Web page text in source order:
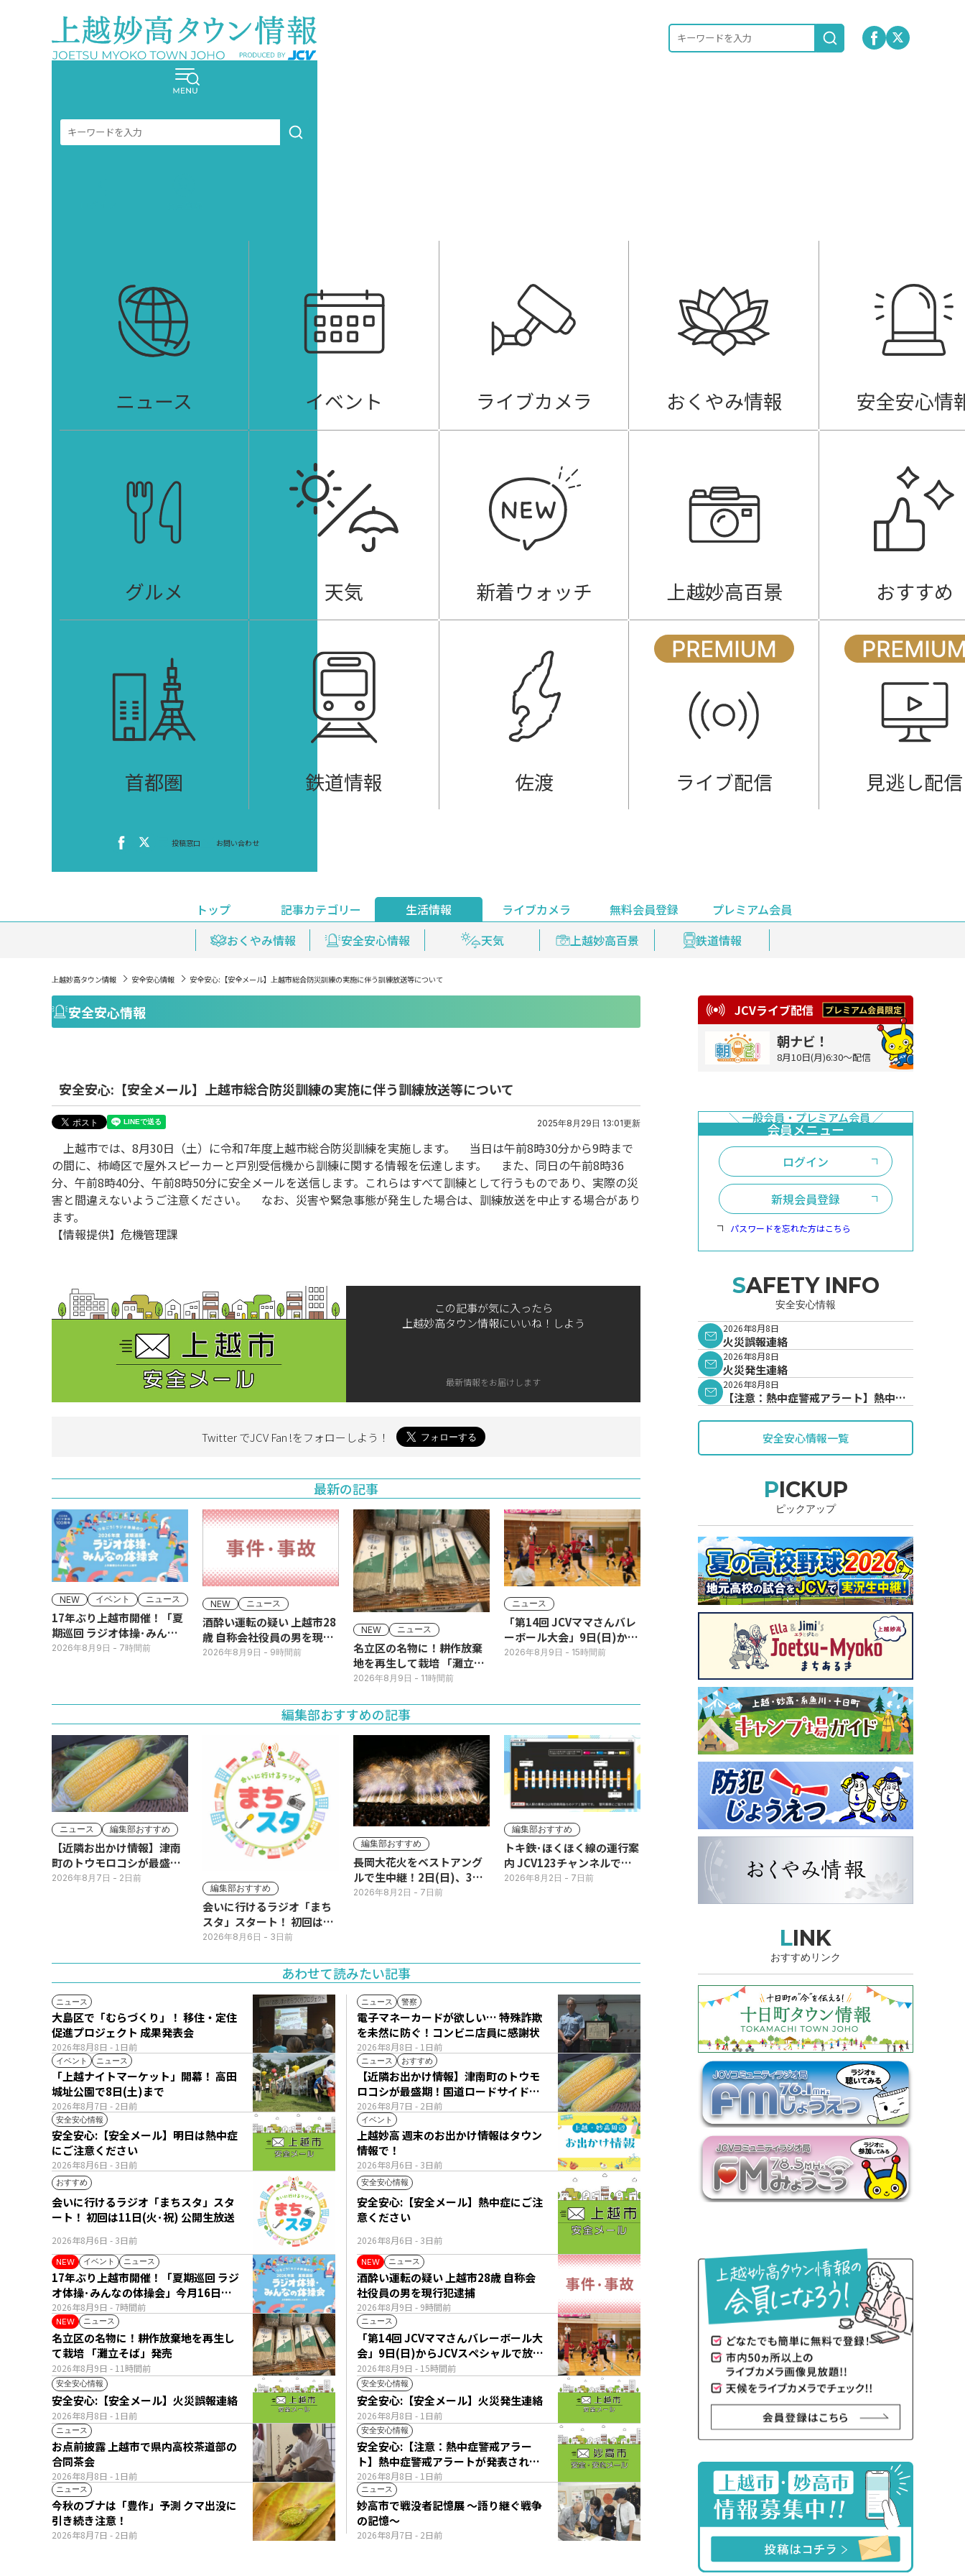
ニュース イベント ライブカメラ おくやみ情報 安全安心情
グルメ 天気 新着ウォッチ 上越妙高百景 おすすめ
首都圏 鉄道情報 佐渡 ライブ配信 見逃し配信
投稿窓口 お問い合わせ
トップ
記事カテゴリー
ニュース
イベント 新着ウォッチ 編集部おすすめ
生活情報
おくやみ情報
安全安心情報 天気 上越妙高百景 鉄道情報
ライブカメラ 無料会員登録
プレミアム会員
ライブ配信
見逃し配信 プレミアム会員登録
上越妙高タウン情報 安全安心情報 安全安心:【安全メール】上越市総合防災訓練の実施に伴う訓練放送等について
安全安心情報
安全安心:【安全メール】上越市総合防災訓練の実施に伴う訓練放送等について
2025年8月29日 13:01更新
上越市では、8月30日（土）に令和7年度上越市総合防災訓練を実施します。 当日は午前8時30分から9時まで
の間に、柿崎区で屋外スピーカーと戸別受信機から訓練に関する情報を伝達します。 また、同日の午前8時36
分、午前8時40分、午前8時50分に安全メールを送信します。これらはすべて訓練として行うものであり、実際の災
害と間違えないようご注意ください。 なお、災害や緊急事態が発生した場合は、訓練放送を中止する場合があり
ます。
【情報提供】危機管理課
この記事が気に入ったら
上越妙高タウン情報にいいね！しよう
最新情報をお届けします
Twitter でJCV Fan !をフォローしよう！
最新の記事
NEW イベント ニュース
17年ぶり上越市開催！「夏
期巡回 ラジオ体操･みんな
の体操会」今月16日(日)
2026年8月9日 - 7時間前
NEW ニュース
酒酔い運転の疑い 上越市28
歳 自称会社役員の男を現行
犯逮捕
2026年8月9日 - 9時間前
NEW ニュース
名立区の名物に！耕作放棄
地を再生して栽培 「灘立そ
ば」発売
2026年8月9日 - 11時間前
ニュース
「第14回 JCVママさんバレ
ーボール大会」9日(日)から
JCVスペシャルで放送！
2026年8月9日 - 15時間前
編集部おすすめの記事
ニュース 編集部おすすめ
【近隣お出かけ情報】津南
町のトウモロコシが最盛
期！国道ロードサイドの直
2026年8月7日 - 2日前
編集部おすすめ
会いに行けるラジオ「まち
スタ」スタート！ 初回は11
日(火･祝) 公開生放送
2026年8月6日 - 3日前
編集部おすすめ
長岡大花火をベストアング
ルで生中継！2日(日)、3日
(月)
2026年8月2日 - 7日前
編集部おすすめ
トキ鉄･ほくほく線の運行案
内 JCV123チャンネルで平
日毎朝表示
2026年8月2日 - 7日前
あわせて読みたい記事
ニュース
2026年8月8日 - 1日前
大島区で「むらづくり」！ 移住・定住
促進プロジェクト 成果発表会
ニュース 警察
2026年8月8日 - 1日前
電子マネーカードが欲しい… 特殊詐欺
を未然に防ぐ！コンビニ店員に感謝状
イベント ニュース
2026年8月7日 - 2日前
「上越ナイトマーケット」開幕！ 高田
城址公園で8日(土)まで
ニュース おすすめ
2026年8月7日 - 2日前
【近隣お出かけ情報】津南町のトウモ
ロコシが最盛期！国道ロードサイドの
直売所は朝から長い列
安全安心情報
2026年8月6日 - 3日前
安全安心:【安全メール】明日は熱中症
にご注意ください
イベント
2026年8月6日 - 3日前
上越妙高 週末のお出かけ情報はタウン
情報で！
おすすめ
2026年8月6日 - 3日前
会いに行けるラジオ「まちスタ」スタ
ート！ 初回は11日(火･祝) 公開生放送
安全安心情報
2026年8月6日 - 3日前
安全安心:【安全メール】熱中症にご注
意ください
NEW イベント ニュース
2026年8月9日 - 7時間前
17年ぶり上越市開催！「夏期巡回 ラジ
オ体操･みんなの体操会」今月16日
(日)
NEW ニュース
2026年8月9日 - 9時間前
酒酔い運転の疑い 上越市28歳 自称会
社役員の男を現行犯逮捕
NEW ニュース
2026年8月9日 - 11時間前
名立区の名物に！耕作放棄地を再生し
て栽培 「灘立そば」発売
ニュース
2026年8月9日 - 15時間前
「第14回 JCVママさんバレーボール大
会」9日(日)からJCVスペシャルで放
送！
安全安心情報
2026年8月8日 - 1日前
安全安心:【安全メール】火災誤報連絡
安全安心情報
2026年8月8日 - 1日前
安全安心:【安全メール】火災発生連絡
ニュース
2026年8月8日 - 1日前
お点前披露 上越市で県内高校茶道部の
合同茶会
安全安心情報
2026年8月8日 - 1日前
安全安心:【注意：熱中症警戒アラー
ト】熱中症警戒アラートが発表されて
います。
ニュース
2026年8月7日 - 2日前
今秋のブナは「豊作」予測 クマ出没に
引き続き注意！
ニュース
2026年8月7日 - 2日前
妙高市で戦没者記憶展 ～語り継ぐ戦争
の記憶～
JCVライブ配信
朝ナビ！
8月10日(月)6:30～配信
ログイン
新規会員登録
パスワードを忘れた方はこちら
SAFETY INFO
安全安心情報
2026年8月8日
火災誤報連絡
2026年8月8日
火災発生連絡
2026年8月8日
【注意：熱中症警戒アラート】熱中症
安全安心情報一覧
PICKUP
ピックアップ
LINK
おすすめリンク